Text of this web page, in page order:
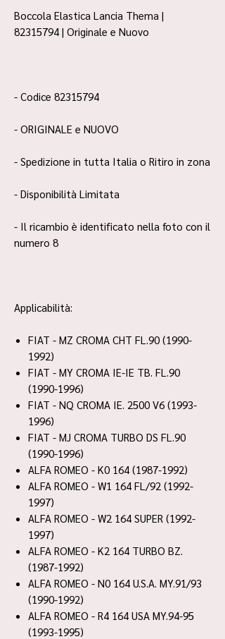
Boccola Elastica Lancia Thema |
82315794 | Originale e Nuovo
- Codice 82315794
- ORIGINALE e NUOVO
- Spedizione in tutta Italia o Ritiro in zona
- Disponibilità Limitata
- Il ricambio è identificato nella foto con il
numero 8
Applicabilità:
FIAT - MZ CROMA CHT FL.90 (1990-
1992)
FIAT - MY CROMA IE-IE TB. FL.90
(1990-1996)
FIAT - NQ CROMA IE. 2500 V6 (1993-
1996)
FIAT - MJ CROMA TURBO DS FL.90
(1990-1996)
ALFA ROMEO - K0 164 (1987-1992)
ALFA ROMEO - W1 164 FL/92 (1992-
1997)
ALFA ROMEO - W2 164 SUPER (1992-
1997)
ALFA ROMEO - K2 164 TURBO BZ.
(1987-1992)
ALFA ROMEO - N0 164 U.S.A. MY.91/93
(1990-1992)
ALFA ROMEO - R4 164 USA MY.94-95
(1993-1995)